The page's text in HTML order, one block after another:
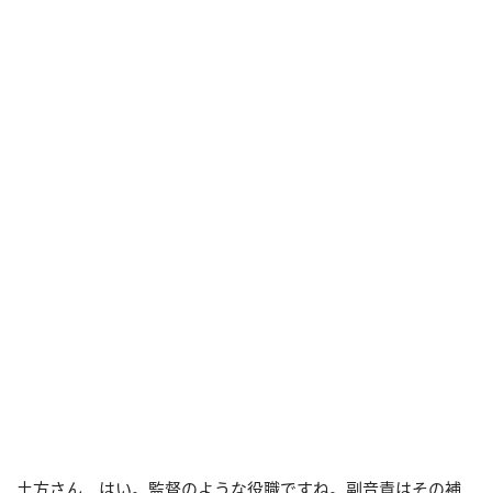
土方さん はい。監督のような役職ですね。副音責はその補